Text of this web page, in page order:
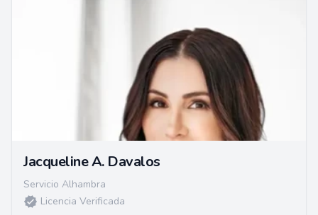
Jacqueline A. Davalos
Servicio Alhambra
Licencia Verificada